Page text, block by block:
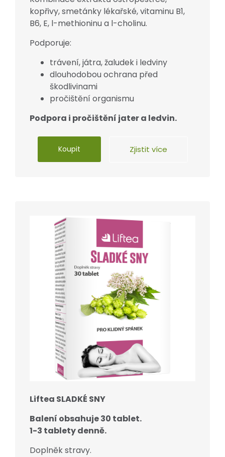
kopřivy, smetánky lékařské, vitaminu B1,
B6, E, l-methioninu a l-cholinu.
Podporuje:
trávení, játra, žaludek i ledviny
dlouhodobou ochrana před
škodlivinami
pročištění organismu
Podpora i pročištění jater a ledvin.
Koupit Zjistit více
Liftea SLADKÉ SNY
Balení obsahuje 30 tablet.
1-3 tablety denně.
Doplněk stravy.